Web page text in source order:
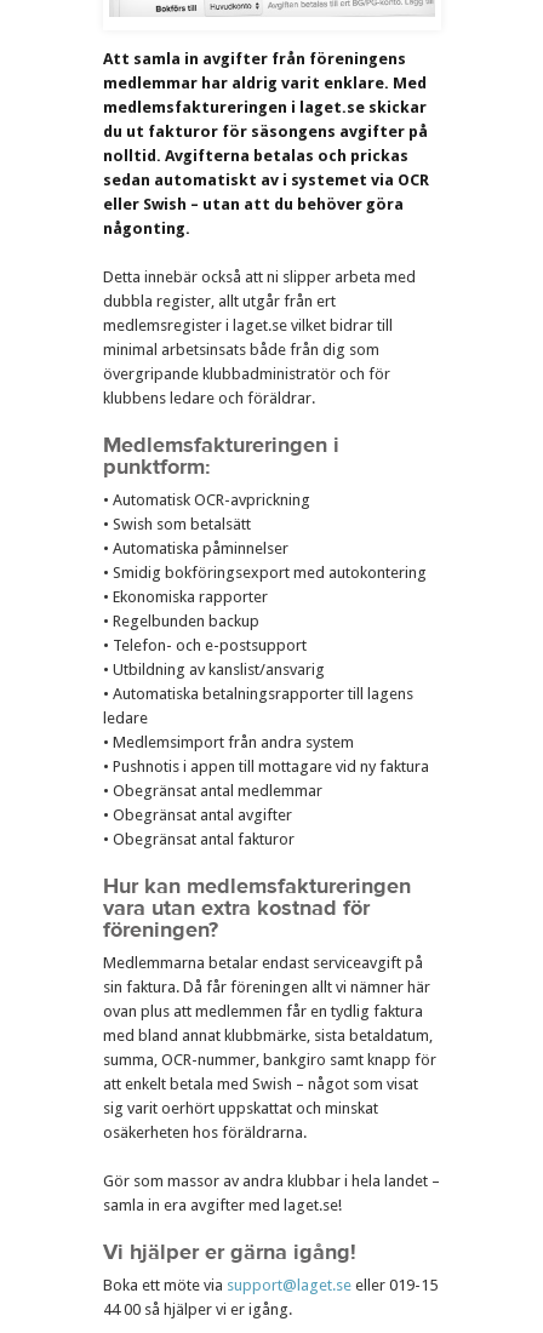
Att samla in avgifter från föreningens
medlemmar har aldrig varit enklare. Med
medlemsfaktureringen i laget.se skickar
du ut fakturor för säsongens avgifter på
nolltid. Avgifterna betalas och prickas
sedan automatiskt av i systemet via OCR
eller Swish – utan att du behöver göra
någonting.
Detta innebär också att ni slipper arbeta med
dubbla register, allt utgår från ert
medlemsregister i laget.se vilket bidrar till
minimal arbetsinsats både från dig som
övergripande klubbadministratör och för
klubbens ledare och föräldrar.
Medlemsfaktureringen i
punktform:
• Automatisk OCR-avprickning
• Swish som betalsätt
• Automatiska påminnelser
• Smidig bokföringsexport med autokontering
• Ekonomiska rapporter
• Regelbunden backup
• Telefon- och e-postsupport
• Utbildning av kanslist/ansvarig
• Automatiska betalningsrapporter till lagens
ledare
• Medlemsimport från andra system
• Pushnotis i appen till mottagare vid ny faktura
• Obegränsat antal medlemmar
• Obegränsat antal avgifter
• Obegränsat antal fakturor
Hur kan medlemsfaktureringen
vara utan extra kostnad för
föreningen?
Medlemmarna betalar endast serviceavgift på
sin faktura. Då får föreningen allt vi nämner här
ovan plus att medlemmen får en tydlig faktura
med bland annat klubbmärke, sista betaldatum,
summa, OCR-nummer, bankgiro samt knapp för
att enkelt betala med Swish – något som visat
sig varit oerhört uppskattat och minskat
osäkerheten hos föräldrarna.
Gör som massor av andra klubbar i hela landet –
samla in era avgifter med laget.se!
Vi hjälper er gärna igång!
Boka ett möte via support@laget.seeller 019-15
44 00 så hjälper vi er igång.